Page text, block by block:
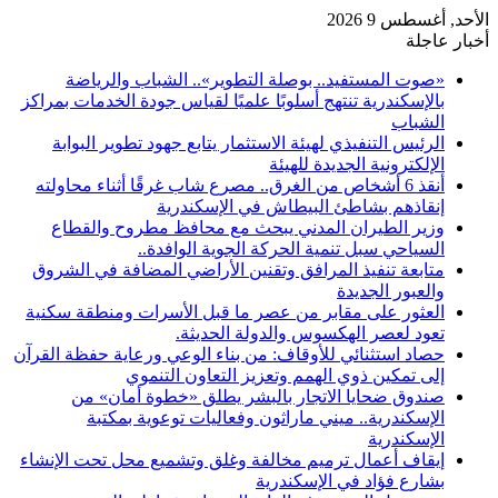
الأحد, أغسطس 9 2026
أخبار عاجلة
«صوت المستفيد.. بوصلة التطوير».. الشباب والرياضة
بالإسكندرية تنتهج أسلوبًا علميًا لقياس جودة الخدمات بمراكز
الشباب
الرئيس التنفيذي لهيئة الاستثمار يتابع جهود تطوير البوابة
الإلكترونية الجديدة للهيئة
أنقذ 6 أشخاص من الغرق.. مصرع شاب غرقًا أثناء محاولته
إنقاذهم بشاطئ البيطاش في الإسكندرية
وزير الطيران المدني يبحث مع محافظ مطروح والقطاع
السياحي سبل تنمية الحركة الجوية الوافدة..
متابعة تنفيذ المرافق وتقنين الأراضي المضافة في الشروق
والعبور الجديدة
العثور على مقابر من عصر ما قبل الأسرات ومنطقة سكنية
تعود لعصر الهكسوس والدولة الحديثة.
حصاد استثنائي للأوقاف: من بناء الوعي ورعاية حفظة القرآن
إلى تمكين ذوي الهمم وتعزيز التعاون التنموي
صندوق ضحايا الاتجار بالبشر يطلق «خطوة أمان» من
الإسكندرية.. ميني ماراثون وفعاليات توعوية بمكتبة
الإسكندرية
إيقاف أعمال ترميم مخالفة وغلق وتشميع محل تحت الإنشاء
بشارع فؤاد في الإسكندرية